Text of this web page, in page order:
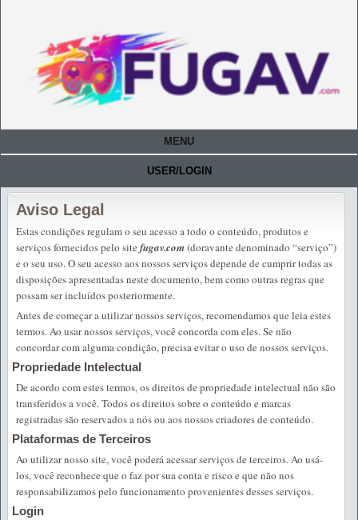
MENU
USER/LOGIN
Aviso Legal
Estas condições regulam o seu acesso a todo o conteúdo, produtos e
serviços fornecidos pelo site fugav.com(doravante denominado “serviço”)
e o seu uso. O seu acesso aos nossos serviços depende de cumprir todas as
disposições apresentadas neste documento, bem como outras regras que
possam ser incluídos posteriormente.
Antes de começar a utilizar nossos serviços, recomendamos que leia estes
termos. Ao usar nossos serviços, você concorda com eles. Se não
concordar com alguma condição, precisa evitar o uso de nossos serviços.
Propriedade Intelectual
De acordo com estes termos, os direitos de propriedade intelectual não são
transferidos a você. Todos os direitos sobre o conteúdo e marcas
registradas são reservados a nós ou aos nossos criadores de conteúdo.
Plataformas de Terceiros
Ao utilizar nosso site, você poderá acessar serviços de terceiros. Ao usá-
los, você reconhece que o faz por sua conta e risco e que não nos
responsabilizamos pelo funcionamento provenientes desses serviços.
Login